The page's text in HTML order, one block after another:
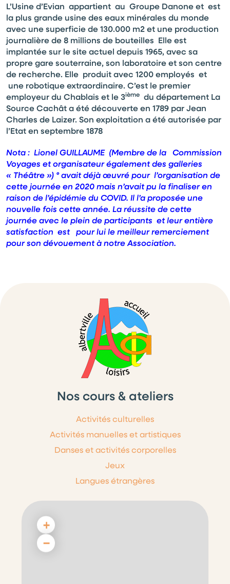
L’Usine d’Evian appartient au Groupe Danone et est
la plus grande usine des eaux minérales du monde
avec une superficie de 130.000 m2 et une production
journalière de 8 millions de bouteilles Elle est
implantée sur le site actuel depuis 1965, avec sa
propre gare souterraine, son laboratoire et son centre
de recherche. Elle produit avec 1200 employés et
une robotique extraordinaire. C’est le premier
employeur du Chablais et le 3ième du département La
Source Cachât a été découverte en 1789 par Jean
Charles de Laizer. Son exploitation a été autorisée par
l’Etat en septembre 1878
Nota : Lionel GUILLAUME (Membre de la Commission
Voyages et organisateur également des galleries
« Théâtre ») ° avait déjà œuvré pour l’organisation de
cette journée en 2020 mais n’avait pu la finaliser en
raison de l’épidémie du COVID. Il l’a proposée une
nouvelle fois cette année. La réussite de cette
journée avec le plein de participants et leur entière
satisfaction est pour lui le meilleur remerciement
pour son dévouement à notre Association.
Nos cours & ateliers
Activités culturelles
Activités manuelles et artistiques
Danses et activités corporelles
Jeux
Langues étrangères
+
−